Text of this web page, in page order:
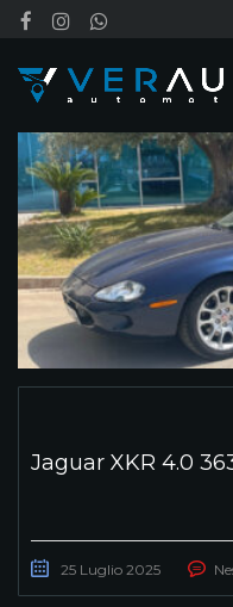
Jaguar XKR 4.0
25 Luglio 2025